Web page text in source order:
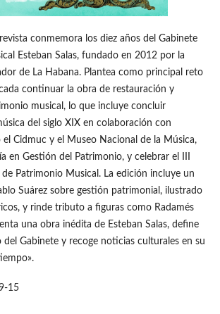
conmemora los diez años del Gabinete
Esteban Salas, fundado en 2012 por la
de La Habana. Plantea como principal reto
continuar la obra de restauración y
musical, lo que incluye concluir
del siglo XIX en colaboración con
Cidmuc y el Museo Nacional de la Música,
en Gestión del Patrimonio, y celebrar el III
de Patrimonio Musical. La edición incluye un
Suárez sobre gestión patrimonial, ilustrado
y rinde tributo a figuras como Radamés
una obra inédita de Esteban Salas, define
del Gabinete y recoge noticias culturales en su
15